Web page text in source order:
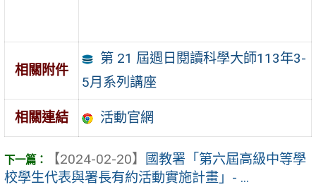
相關附件
第 21 屆週日閱讀科學大師113年3-
5月系列講座
相關連結 活動官網
【2024-02-20】
國教署「第六屆高級中等學
校學生代表與署長有約活動實施計畫」- ...